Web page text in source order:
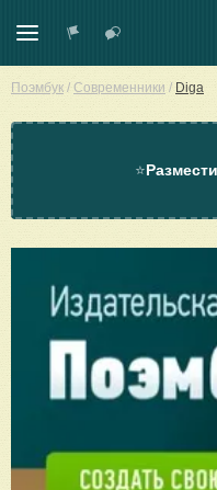
Поэмбук / Современники / Diga
⭐